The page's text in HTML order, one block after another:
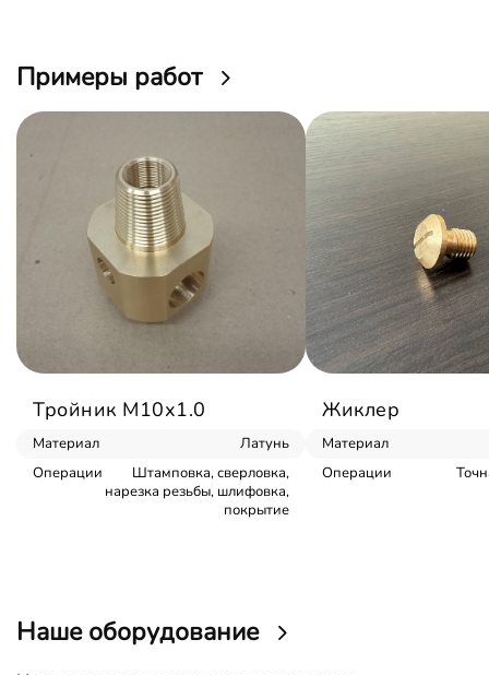
Примеры работ
Тройник М10х1.0
Материал
Латунь
Операции
Штамповка, сверловка,
нарезка резьбы, шлифовка,
покрытие
Жиклер
Материал
Операции
Наше оборудование